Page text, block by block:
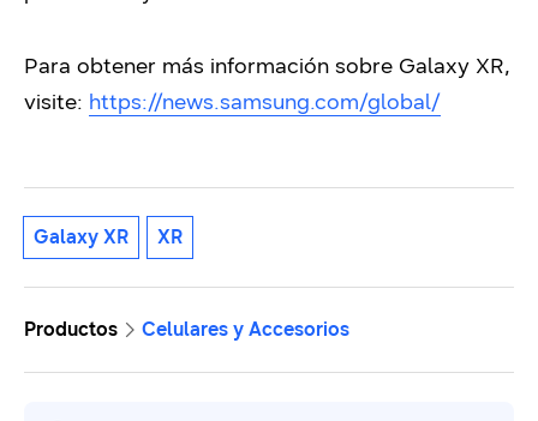
Para obtener más información sobre Galaxy XR,
visite: https://news.samsung.com/global/
Galaxy XR XR
Productos Celulares y Accesorios